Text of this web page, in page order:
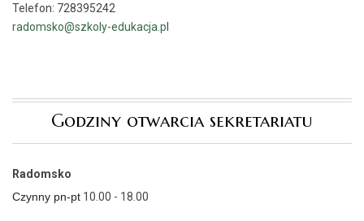
Telefon: 728395242
radomsko@szkoly-edukacja.p
Godziny otwarcia sekretariatu
Radomsko
Czynny pn-pt 10.00 - 18.00